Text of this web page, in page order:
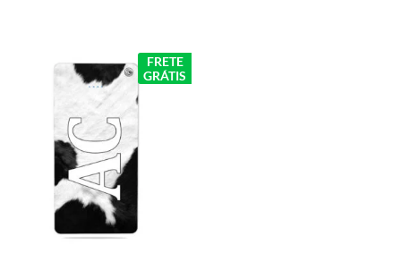
FRETE
GRÁTIS
preço
original
era:
R$ 199,90.
O
preço
é: